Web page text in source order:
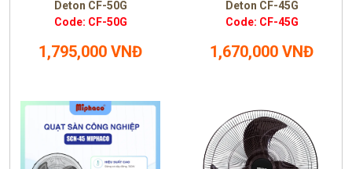
Deton CF-50G
Code: CF-50G
1,795,000 VNĐ
Deton CF-45G
Code: CF-45G
1,670,000 VNĐ